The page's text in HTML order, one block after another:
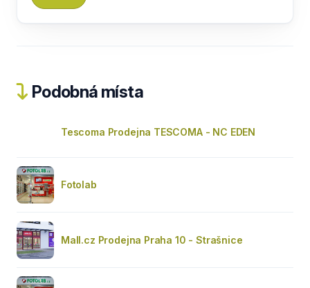
Podobná místa
Tescoma Prodejna TESCOMA - NC EDEN
Fotolab
Mall.cz Prodejna Praha 10 - Strašnice